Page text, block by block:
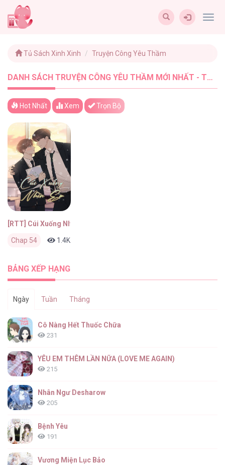
Tủ Sách Xinh Xinh Truyện Công Yêu Thầm
DANH SÁCH TRUYỆN CÔNG YÊU THẦM MỚI NHẤT - TUSACHXINHXINH (1)
Hot Nhất Xem Trọn Bộ
[RTT] Cúi Xuống Nhìn Em
Chap 54 1.4K
BẢNG XẾP HẠNG
Ngày Tuần Tháng
Cô Nàng Hết Thuốc Chữa
231
YÊU EM THÊM LẦN NỮA (LOVE ME AGAIN)
215
Nhân Ngư Desharow
205
Bệnh Yêu
191
Vương Miện Lục Bảo